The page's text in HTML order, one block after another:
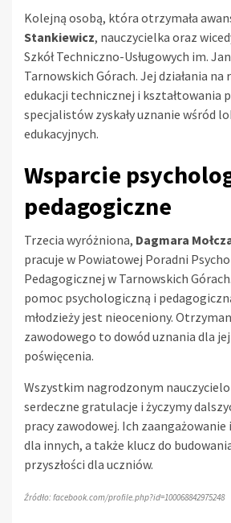
Kolejną osobą, która otrzymała
Stankiewicz, nauczycielka oraz
Szkół Techniczno-Usługowych im.
Tarnowskich Górach. Jej działania na
edukacji technicznej i kształtowania
specjalistów zyskały uznanie wśród
edukacyjnych.
Wsparcie
pedagogiczne
Trzecia wyróżniona, Dagmara
pracuje w Powiatowej Poradni
Pedagogicznej w Tarnowskich
pomoc psychologiczną i
młodzieży jest nieoceniony.
zawodowego to dowód uznania dla
poświęcenia.
Wszystkim nagrodzonym
serdeczne gratulacje i życzymy
pracy zawodowej. Ich
dla innych, a także klucz do
przyszłości dla uczniów.
Źródło: facebook.com/profile.php?id=100068842975248